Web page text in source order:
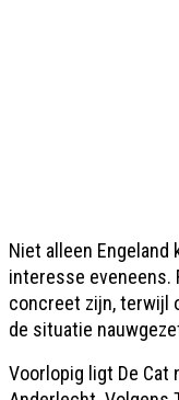
Niet alleen Engeland
interesse eveneens.
concreet zijn, terwijl
de situatie
Voorlopig ligt De Cat